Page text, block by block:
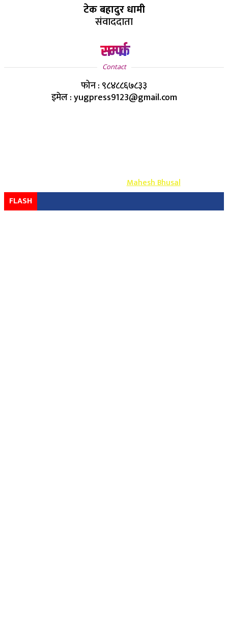
टेक बहादुर धामी
संवाददाता
सम्पर्क
Contact
फोन : ९८४८८६७८३३
इमेल : yugpress9123@gmail.com
Design & Develop By-Mahesh Bhusal
FLASH